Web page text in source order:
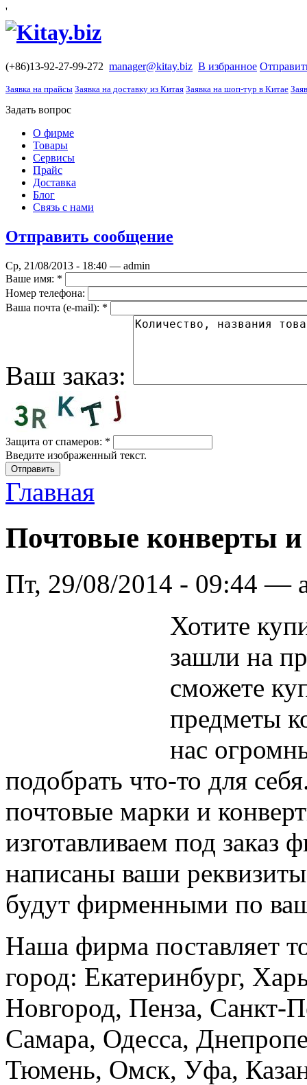
'
(+86)13-92-27-99-272 manager@kitay.biz В избранное
Заявка на прайсы Заявка на доставку из Китая Заявка на шоп-тур в Китае
Задать вопрос
О фирме
Товары
Сервисы
Прайс
Доставка
Блог
Связь с нами
Отправить сообщение
Ср, 21/08/2013 - 18:40 — admin
Ваше имя: *
Номер телефона:
Ваша почта (е-mail): *
Ваш заказ:
Защита от спамеров: *
Введите изображенный текст.
Главная
Почтовые конверты
Пт, 29/08/2014 - 09:44 —
Хотите
зашли на
сможете
предметы
нас
подобрать что-то для
почтовые марки и
изготавливаем под заказ
написаны ваши
будут фирменными по
Наша фирма поставляет
город: Екатеринбург,
Новгород, Пенза, Санкт-
Самара, Одесса,
Тюмень, Омск, Уфа,